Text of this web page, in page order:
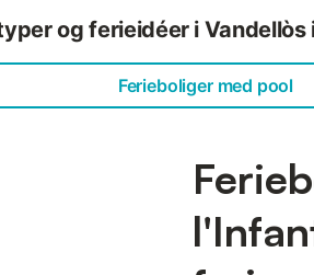
og ferieidéer i
Ferieboliger med pool